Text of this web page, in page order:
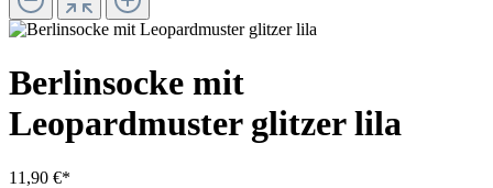
Berlinsocke mit
Leopardmuster glitzer lila
11,90 €*